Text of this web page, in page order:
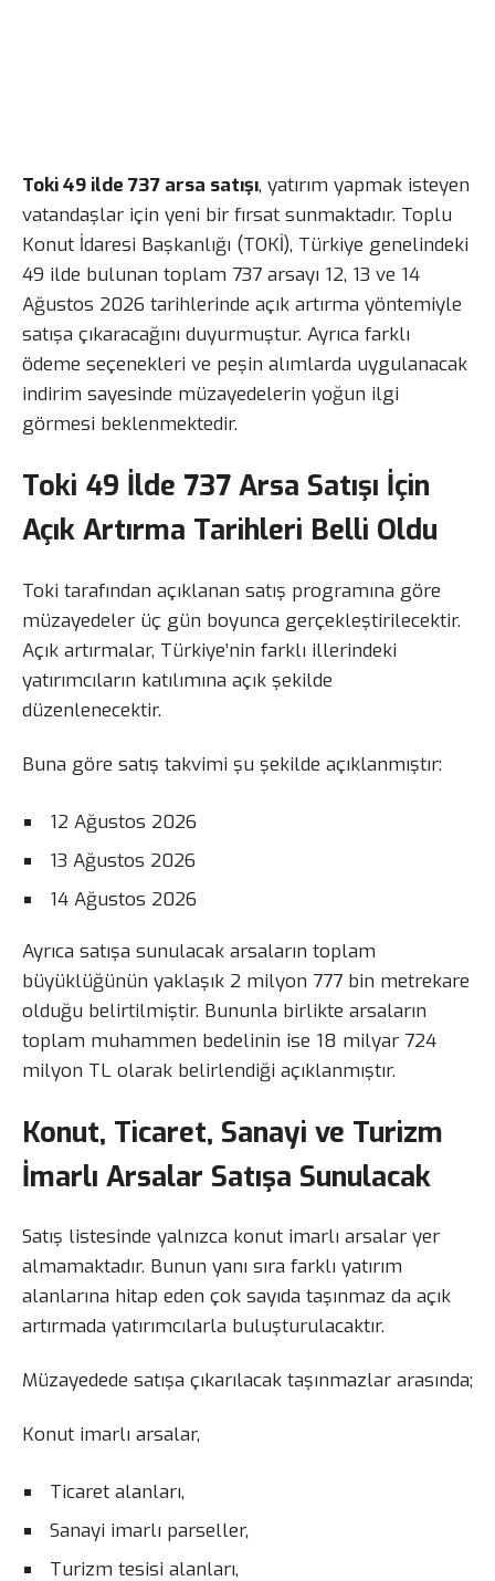
Toki 49 ilde 737 arsa satışı, yatırım yapmak isteyen
vatandaşlar için yeni bir fırsat sunmaktadır. Toplu
Konut İdaresi Başkanlığı (TOKİ), Türkiye genelindeki
49 ilde bulunan toplam 737 arsayı 12, 13 ve 14
Ağustos 2026 tarihlerinde açık artırma yöntemiyle
satışa çıkaracağını duyurmuştur. Ayrıca farklı
ödeme seçenekleri ve peşin alımlarda uygulanacak
indirim sayesinde müzayedelerin yoğun ilgi
görmesi beklenmektedir.
Toki 49 İlde 737 Arsa Satışı İçin
Açık Artırma Tarihleri Belli Oldu
Toki tarafından açıklanan satış programına göre
müzayedeler üç gün boyunca gerçekleştirilecektir.
Açık artırmalar, Türkiye’nin farklı illerindeki
yatırımcıların katılımına açık şekilde
düzenlenecektir.
Buna göre satış takvimi şu şekilde açıklanmıştır:
12 Ağustos 2026
13 Ağustos 2026
14 Ağustos 2026
Ayrıca satışa sunulacak arsaların toplam
büyüklüğünün yaklaşık 2 milyon 777 bin metrekare
olduğu belirtilmiştir. Bununla birlikte arsaların
toplam muhammen bedelinin ise 18 milyar 724
milyon TL olarak belirlendiği açıklanmıştır.
Konut, Ticaret, Sanayi ve Turizm
İmarlı Arsalar Satışa Sunulacak
Satış listesinde yalnızca konut imarlı arsalar yer
almamaktadır. Bunun yanı sıra farklı yatırım
alanlarına hitap eden çok sayıda taşınmaz da açık
artırmada yatırımcılarla buluşturulacaktır.
Müzayedede satışa çıkarılacak taşınmazlar arasında;
Konut imarlı arsalar,
Ticaret alanları,
Sanayi imarlı parseller,
Turizm tesisi alanları,